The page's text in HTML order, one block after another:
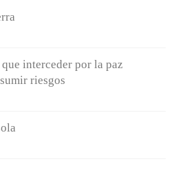
interceder por la paz
riesgos